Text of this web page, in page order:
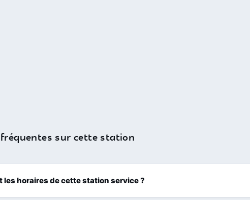
sur cette station
les horaires de cette station service ?